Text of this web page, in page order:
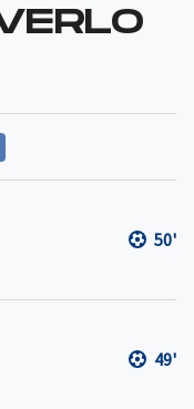
50'
49'